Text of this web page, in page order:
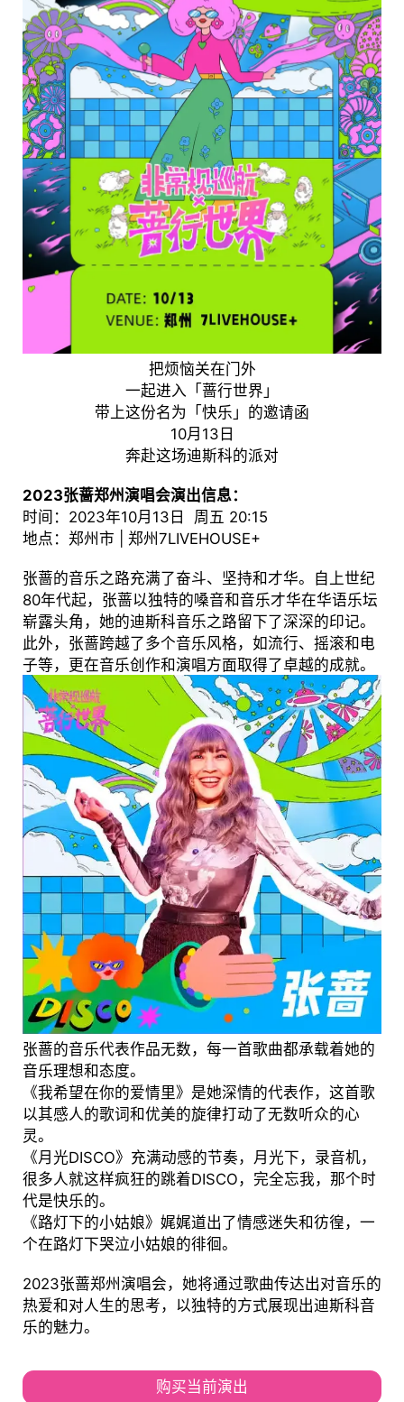
把烦恼关在门外
一起进入「蔷行世界」
带上这份名为「快乐」的邀请函
10月13日
奔赴这场迪斯科的派对
2023张蔷郑州演唱会演出信息：
时间：2023年10月13日 周五 20:15
地点：郑州市 | 郑州7LIVEHOUSE+
张蔷的音乐之路充满了奋斗、坚持和才华。自上世纪
80年代起，张蔷以独特的嗓音和音乐才华在华语乐坛
崭露头角，她的迪斯科音乐之路留下了深深的印记。
此外，张蔷跨越了多个音乐风格，如流行、摇滚和电
子等，更在音乐创作和演唱方面取得了卓越的成就。
张蔷的音乐代表作品无数，每一首歌曲都承载着她的
音乐理想和态度。
《我希望在你的爱情里》是她深情的代表作，这首歌
以其感人的歌词和优美的旋律打动了无数听众的心
灵。
《月光DISCO》充满动感的节奏，月光下，录音机，
很多人就这样疯狂的跳着DISCO，完全忘我，那个时
代是快乐的。
《路灯下的小姑娘》娓娓道出了情感迷失和彷徨，一
个在路灯下哭泣小姑娘的徘徊。
2023张蔷郑州演唱会，她将通过歌曲传达出对音乐的
热爱和对人生的思考，以独特的方式展现出迪斯科音
乐的魅力。
购买当前演出